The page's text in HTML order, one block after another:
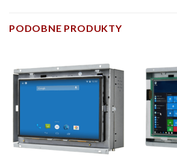
PODOBNE PRODUKTY